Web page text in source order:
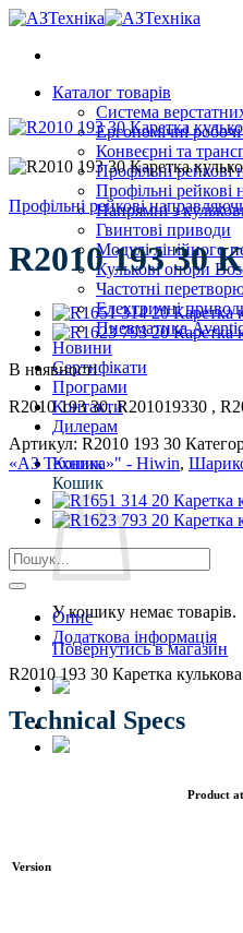
Skip
content
Каталог товарів
Система
Ергономічні
Конвеєрні та
Профільні
Профільні
Напрямні з
Гвинтові приводи
Модулі лінійного
Кулькові опори
Частотні
Електричні
Пневматика
Новини
Сертифікати
Програми
Контакти
Дилерам
Кошик
Кошик
У кошику немає товарів.
Повернутись в магазин
Профільні рейкові
R2010 193 30
В наявності
R2010 193 30, R201019330 ,
Артикул: R2010 193 30
«АЗ Техника»" - Hiwin,
Шукати:
Опис
Додаткова інформація
R2010 193 30 Каретка
Technical Specs
Product
Version